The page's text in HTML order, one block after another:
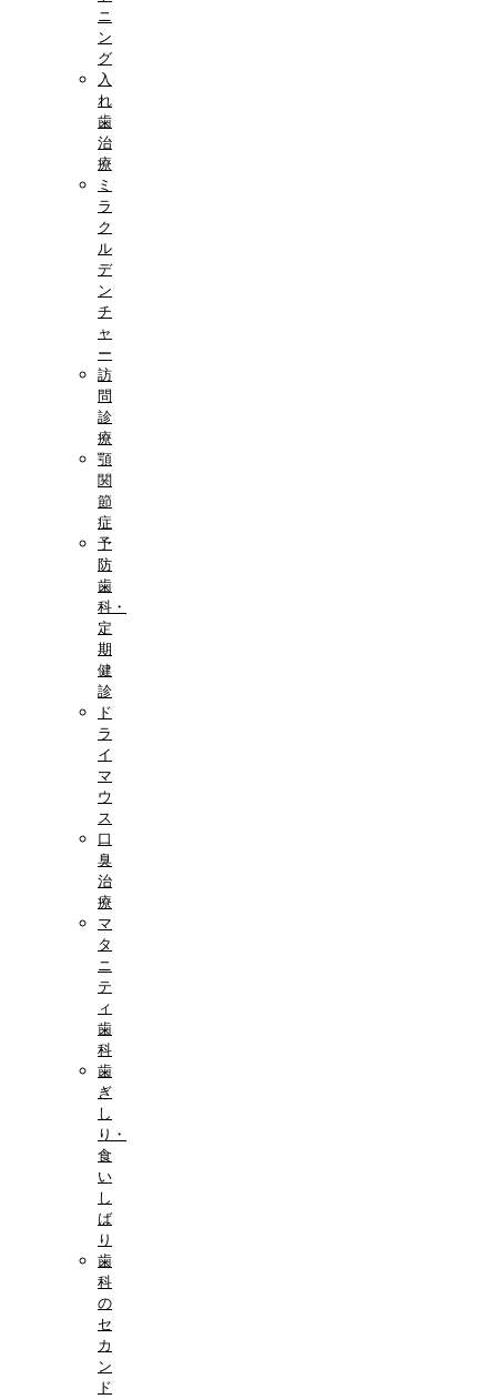
ニ
ン
グ
入
れ
歯
治
療
ミ
ラ
ク
ル
デ
ン
チ
ャ
ー
訪
問
診
療
顎
関
節
症
予
防
歯
科・
定
期
健
診
ド
ラ
イ
マ
ウ
ス
口
臭
治
療
マ
タ
ニ
テ
ィ
歯
科
歯
ぎ
し
り・
食
い
し
ば
り
歯
科
の
セ
カ
ン
ド